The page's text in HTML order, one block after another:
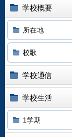
学校概要
所在地
校歌
学校通信
学校生活
1学期